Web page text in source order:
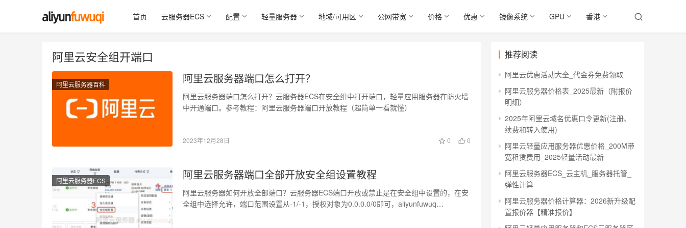
首页 云服务器ECS 配置 轻量服务器 地域/可用区 公网带宽 价格 优惠 镜像系统 GPU 香港
阿里云安全组开端口
阿里云服务器百科 阿里云服务器端口怎么打开？
阿里云服务器端口怎么打开？云服务器ECS在安全组中打开端口，轻量应用服务器在防火墙
中开通端口。参考教程：阿里云服务器端口开放教程（超简单一看就懂）
2023年12月28日 0 0
阿里云服务器ECS 阿里云服务器端口全部开放安全组设置教程
阿里云服务器如何开放全部端口？云服务器ECS端口开放或禁止是在安全组中设置的，在安
全组中选择允许，端口范围设置从-1/-1，授权对象为0.0.0.0/0即可，aliyunfuwuq…
推荐阅读
阿里云优惠活动大全_代金券免费领取
阿里云服务器价格表_2025最新（附报价
明细）
2025年阿里云域名优惠口令更新(注册、
续费和转入使用)
阿里云轻量应用服务器优惠价格_200M带
宽租赁费用_2025轻量活动最新
阿里云服务器ECS_云主机_服务器托管_
弹性计算
阿里云服务器价格计算器：2026新升级配
置报价器【精准报价】